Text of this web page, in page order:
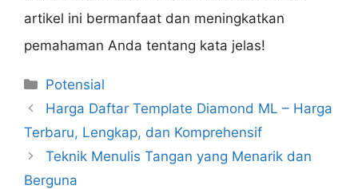
artikel ini bermanfaat dan meningkatkan
pemahaman Anda tentang kata jelas!
Categories
Potensial
Harga Daftar Template Diamond ML – Harga
Terbaru, Lengkap, dan Komprehensif
Teknik Menulis Tangan yang Menarik dan
Berguna